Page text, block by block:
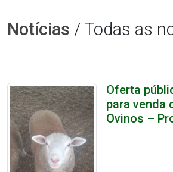
Notícias / Todas as
Oferta
para venda
Ovinos –